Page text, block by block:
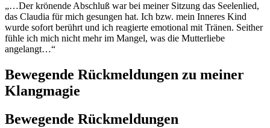
„…Der krönende Abschluß war bei meiner Sitzung das Seelenlied,
das Claudia für mich gesungen hat. Ich bzw. mein Inneres Kind
wurde sofort berührt und ich reagierte emotional mit Tränen. Seither
fühle ich mich nicht mehr im Mangel, was die Mutterliebe
angelangt…“
Bewegende Rückmeldungen zu meiner
Klangmagie
Bewegende Rückmeldungen